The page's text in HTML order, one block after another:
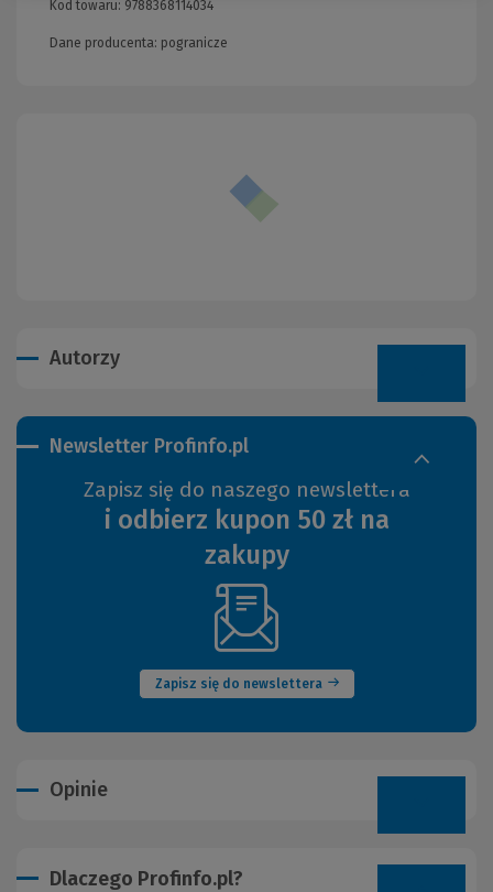
Kod towaru: 9788368114034
Dane producenta: pogranicze
Autorzy
Newsletter Profinfo.pl
Zapisz się do naszego newslettera
i odbierz kupon 50 zł na
zakupy
Zapisz się do newslettera
(Nowe
okno)
Opinie
Dlaczego Profinfo.pl?